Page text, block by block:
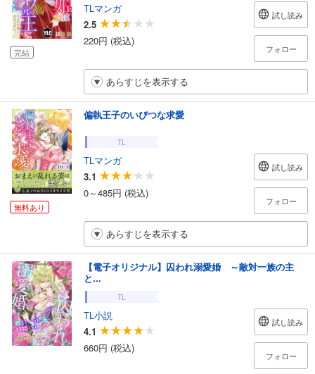
完結
TLマンガ
2.5
220円 (税込)
試し読み
フォロー
あらすじを表示する
無料あり
偏執王子のいびつな求愛
TL
TLマンガ
3.1
0～485円 (税込)
試し読み
フォロー
あらすじを表示する
【電子オリジナル】囚われ溺愛婚 ～敵対一族の主
と...
TL
TL小説
4.1
660円 (税込)
試し読み
フォロー